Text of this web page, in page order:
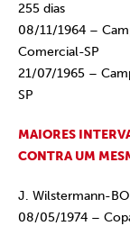
255 dias
08/11/1964 –
Comercial-SP
21/07/1965 –
SP
MAIORES
CONTRA UM
J. Wilstermann-
08/05/1974 –